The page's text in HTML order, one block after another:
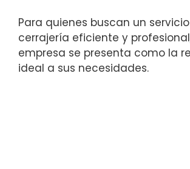
Para quienes buscan un
cerrajería eficiente y
empresa se presenta como la
ideal a sus necesidades.